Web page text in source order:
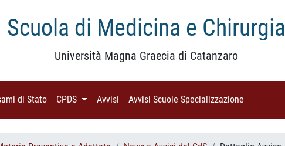
Scuola di Medicina e Chirurgia
Università Magna Graecia di Catanzaro
di Stato (current)
CPDS (current)
Avvisi (current)
Avvisi Scuole Specializzazione